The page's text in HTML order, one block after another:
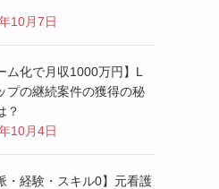
10月7日
ム化で月収1000万円】L
プの継続案件の獲得の秘
？
10月4日
・経験・スキル0】元看護